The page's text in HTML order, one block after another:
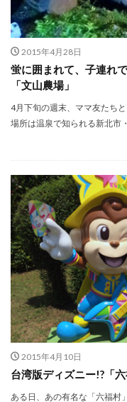
2015年4月28日
蛍に囲まれて、子連れ
「文山農場」
4月下旬の週末、ママ友たち
場所は温泉で知られる新北市
2015年4月10日
台湾版ディズニー!?「
ある日、あの有名な「六福村